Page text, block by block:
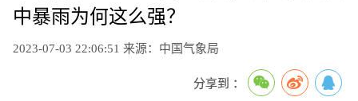
中暴雨为何这么强？
2023-07-03 22:06:51 来源：中国气象局
分享到 ：